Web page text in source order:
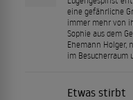
eine gefährliche
immer mehr von
Sophie aus dem
Ehemann Holger,
im
Etwas stirbt